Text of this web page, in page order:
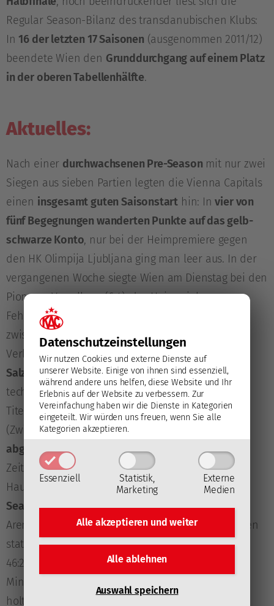
Datenschutz­einstellungen
Wir nutzen Cookies und externe Dienste auf
unserer Website. Einige von ihnen sind essenziell,
während andere uns helfen, diese Website und Ihr
Erlebnis auf der Website zu verbessern. Zur
Vereinfachung haben wir die Dienste in Kategorien
eingeteilt. Wir würden uns freuen, wenn Sie alle
Kategorien akzeptieren.
Essenziell
Statistik,
Marketing
Externe
Medien
Alle akzeptieren undweiter
Alle ablehnen
Auswahl speichern
Regular Season-Bilanz des transdanubischen Klubs:
In 16 der letzten 17 Saisonen (ausgenommen 2011/12)
beendete Wien den Grunddurchgang auf einem Platz
in der oberen Tabellenhälfte.
Aktuelles:
Nach einer durchwachsenen Pre-Season mit nur zwei
Siegen aus sieben Partien legten die Vienna Capitals
einen insgesamt guten Saisonstart hin: Invier von
fünf Begegnungen wanderten Punkte auf das gelb-
schwarze Konto, nur bei der Heimpremiere gegen
den HK Olimpija Ljubljana ging man leer aus. In der
vergangenen Woche siegte Wien am Dienstag bei den
Pioneers Vorarlberg (6:4), das Heimspiel gegen
Fehérvár AV19 am Freitag ging jedoch trotz einer
zwischenzeitlichen 4:1-Führung mit 5:6 nach
Verlängerung verloren. DieBegegnung mit dem EC
Salzburgam Sonntag musste aufgrund eines
technischen Gebrechens nach einem vom
Titelverteidiger völlig dominierten Startdrittel
(Zwischenstand: 0:2 aus Capitals-Sicht)
abgebrochenwerden und wird zu einem späteren
Zeitpunkt neu ausgetragen. Dem EC-KAC stand der
Hauptstadtklub heuer bereits gegenüber: ImPre-
Season-Duell am 25. Augustin der Heidi Horten-
Arena waren die Rotjacken zwar in jeder relevanten
statistischen Kategorie überlegen (beispielsweise
46:20 Torschüsse, 17:28 Minuten gegenüber 9:33
Minuten Puckbesitz in der Angriffszone), den Sieg
holten sich mit 5:2 jedoch die Wiener.